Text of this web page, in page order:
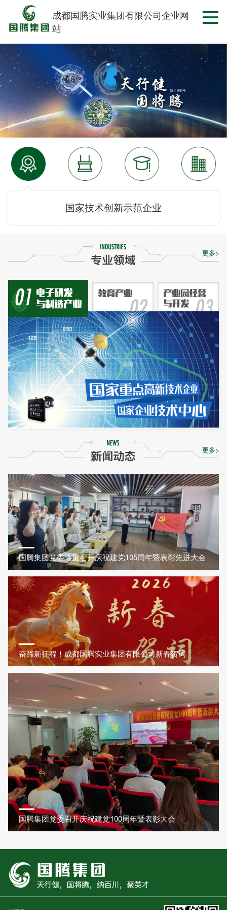
成都国腾实业集团有限公司企业网
站
国家技术创新示范企业
更多>
更多>
国腾集团党委隆重召开庆祝建党105周年暨表彰先进大会
奋蹄新征程！成都国腾实业集团有限公司新春贺词
国腾集团党委召开庆祝建党100周年暨表彰大会